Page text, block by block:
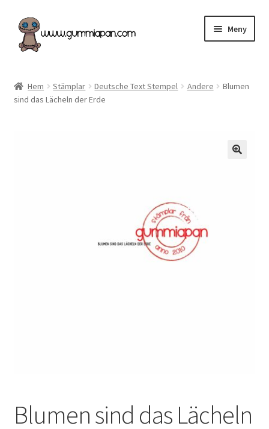
Hoppa
till
navigering
Hoppa
till
innehåll
Meny
Kategorier
Hem Stämplar Deutsche Text Stempel Andere
Blumen
sind das Lächeln der Erde
Blumen sind das Lächeln